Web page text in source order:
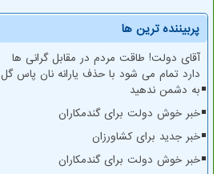
پربیننده ترین ها
آقای دولت! طاقت مردم در مقابل گرانی ها
دارد تمام می شود با حذف یارانه نان پاس گل
به دشمن ندهید
خبر خوش دولت برای گندمکاران
خبر جدید برای کشاورزان
خبر خوش دولت برای گندمکاران